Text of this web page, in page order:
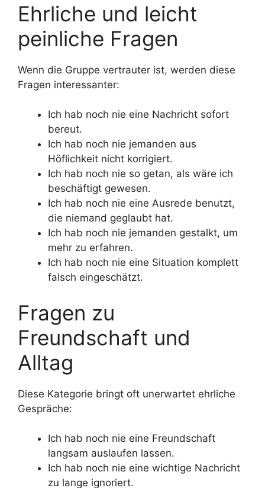
Ehrliche und leicht
peinliche Fragen
Wenn die Gruppe vertrauter ist, werden diese
Fragen interessanter:
Ich hab noch nie eine Nachricht sofort
bereut.
Ich hab noch nie jemanden aus
Höflichkeit nicht korrigiert.
Ich hab noch nie so getan, als wäre ich
beschäftigt gewesen.
Ich hab noch nie eine Ausrede benutzt,
die niemand geglaubt hat.
Ich hab noch nie jemanden gestalkt, um
mehr zu erfahren.
Ich hab noch nie eine Situation komplett
falsch eingeschätzt.
Fragen zu
Freundschaft und
Alltag
Diese Kategorie bringt oft unerwartet ehrliche
Gespräche:
Ich hab noch nie eine Freundschaft
langsam auslaufen lassen.
Ich hab noch nie eine wichtige Nachricht
zu lange ignoriert.